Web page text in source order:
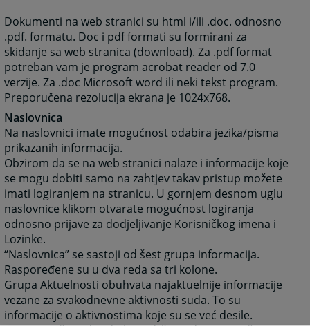
Dokumenti na web stranici su html i/ili .doc. odnosno
.pdf. formatu. Doc i pdf formati su formirani za
skidanje sa web stranica (download). Za .pdf format
potreban vam je program acrobat reader od 7.0
verzije. Za .doc Microsoft word ili neki tekst program.
Preporučena rezolucija ekrana je 1024x768.
Naslovnica
Na naslovnici imate mogućnost odabira jezika/pisma
prikazanih informacija.
Obzirom da se na web stranici nalaze i informacije koje
se mogu dobiti samo na zahtjev takav pristup možete
imati logiranjem na stranicu. U gornjem desnom uglu
naslovnice klikom otvarate mogućnost logiranja
odnosno prijave za dodjeljivanje Korisničkog imena i
Lozinke.
“Naslovnica” se sastoji od šest grupa informacija.
Raspoređene su u dva reda sa tri kolone.
Grupa Aktuelnosti obuhvata najaktuelnije informacije
vezane za svakodnevne aktivnosti suda. To su
informacije o aktivnostima koje su se već desile.